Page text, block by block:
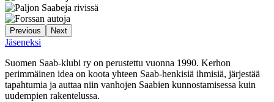
Previous Next
Jäseneksi
Suomen Saab-klubi ry on perustettu vuonna 1990. Kerhon
perimmäinen idea on koota yhteen Saab-henkisiä ihmisiä, järjestää
tapahtumia ja auttaa niin vanhojen Saabien kunnostamisessa kuin
uudempien rakentelussa.